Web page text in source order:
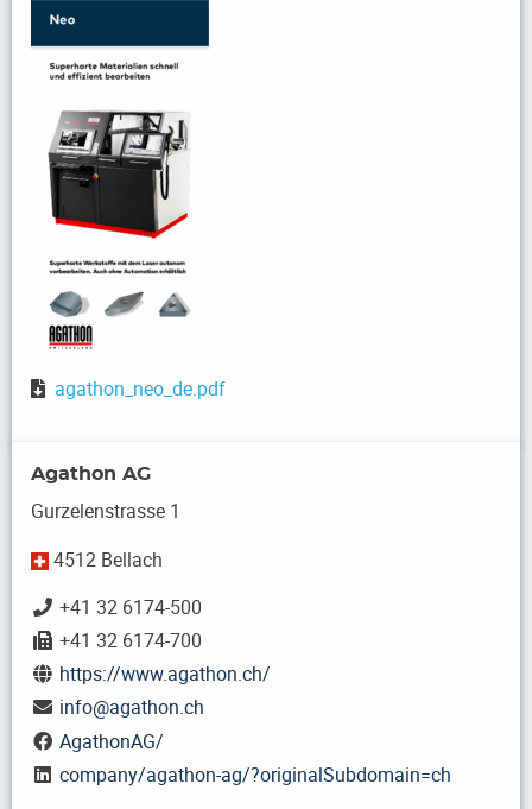
agathon_neo_de.pdf
Agathon AG
Gurzelenstrasse 1
4512 Bellach
+41 32 6174-500
+41 32 6174-700
https://www.agathon.ch/
info@agathon.ch
AgathonAG/
company/agathon-ag/?originalSubdomain=ch